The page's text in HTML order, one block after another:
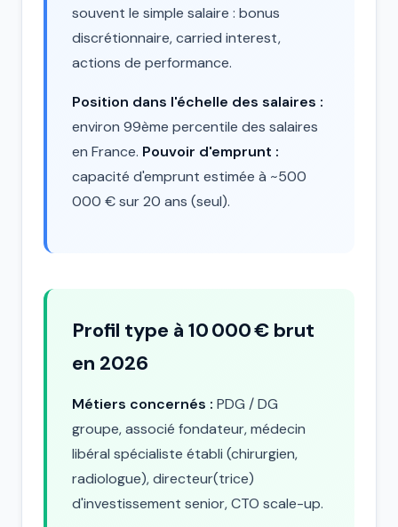
souvent le simple salaire : bonus
discrétionnaire, carried interest,
actions de performance.
Position dans l'échelle des salaires :
environ 99ème percentile des salaires
en France. Pouvoir d'emprunt :
capacité d'emprunt estimée à ~500
000 € sur 20 ans (seul).
Profil type à 10 000 € brut
en 2026
Métiers concernés : PDG / DG
groupe, associé fondateur, médecin
libéral spécialiste établi (chirurgien,
radiologue), directeur(trice)
d'investissement senior, CTO scale-up.